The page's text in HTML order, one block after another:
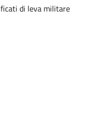
di leva militare